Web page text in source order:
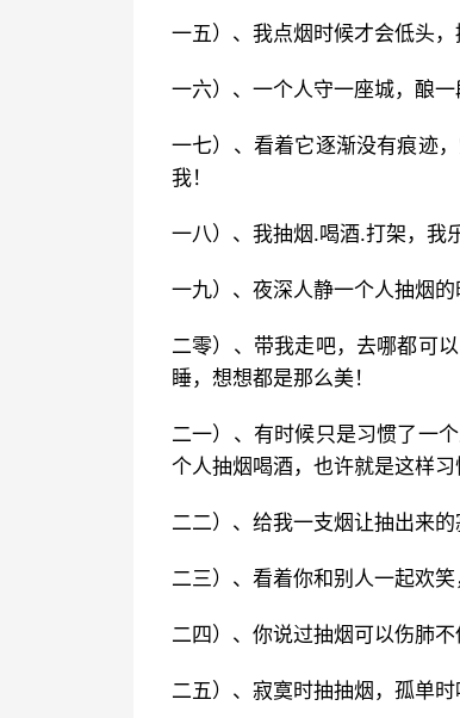
一五）、我点烟时候才会低头
一六）、一个人守一座城，酿
一七）、看着它逐渐没有痕迹
我！
一八）、我抽烟.喝酒.打架，我
一九）、夜深人静一个人抽烟
二零）、带我走吧，去哪都可
睡，想想都是那么美！
二一）、有时候只是习惯了一
个人抽烟喝酒，也许就是这样
二二）、给我一支烟让抽出来的
二三）、看着你和别人一起欢
二四）、你说过抽烟可以伤肺
二五）、寂寞时抽抽烟，孤单